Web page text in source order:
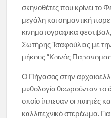
σκηνοθέτες που κρίνει το
μεγάλη και σημαντική
κινηματογραφικά
Σωτήρης Τσαφούλιας με
μήκους “Κοινός
Ο Πήγασος στην
μυθολογία θεωρούνταν
οποίο ίππευαν οι ποιητές
καλλιτεχνικό στερέωμα.